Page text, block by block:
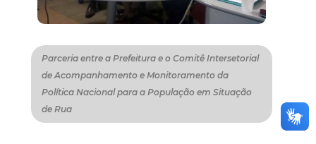
Parceria entre a Prefeitura e o Comitê Intersetorial
de Acompanhamento e Monitoramento da
Política Nacional para a População em Situação
de Rua